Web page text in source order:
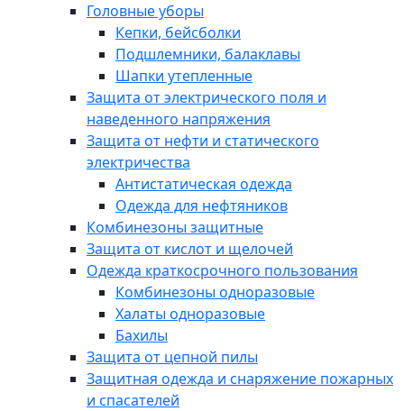
Головные уборы
Кепки, бейсболки
Подшлемники, балаклавы
Шапки утепленные
Защита от электрического поля и
наведенного напряжения
Защита от нефти и статического
электричества
Антистатическая одежда
Одежда для нефтяников
Комбинезоны защитные
Защита от кислот и щелочей
Одежда краткосрочного пользования
Комбинезоны одноразовые
Халаты одноразовые
Бахилы
Защита от цепной пилы
Защитная одежда и снаряжение пожарных
и спасателей